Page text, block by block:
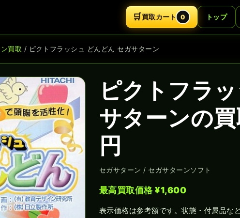
🛒買取カート 0 トップ
買取 / ピクトフラッシュ どんどん セガサターン
ピクトフラ
サターンの
円
セガサターン / セガサターンソフト
最高買取価格 ¥1,600
表示価格は参考額です。状態・付属品な